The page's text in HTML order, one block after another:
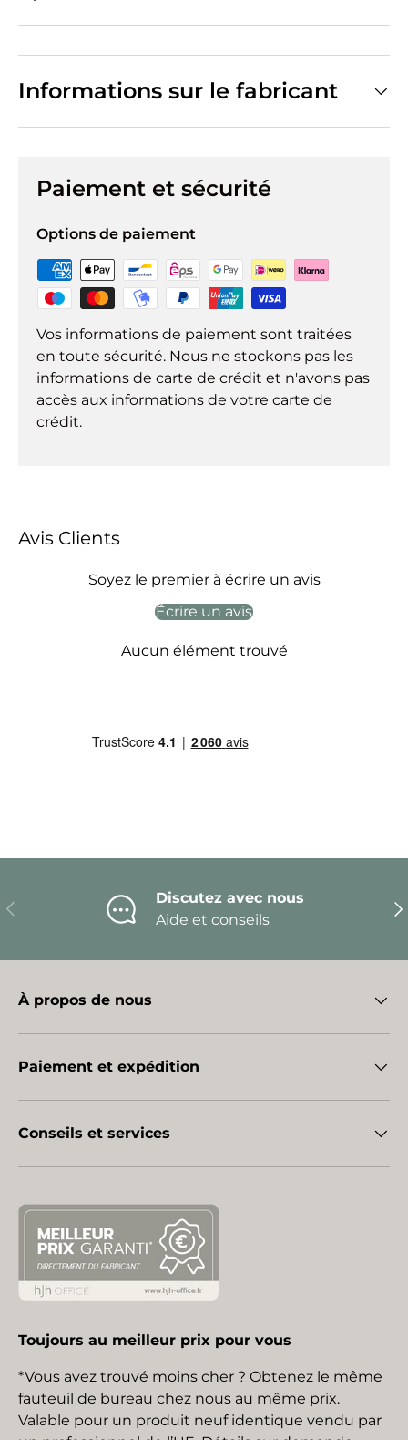
Informations sur le fabricant
Paiement et sécurité
Options de paiement
Vos informations de paiement sont traitées
en toute sécurité. Nous ne stockons pas les
informations de carte de crédit et n'avons pas
accès aux informations de votre carte de
crédit.
Avis Clients
Soyez le premier à écrire un avis
Écrire un avis
Aucun élément trouvé
Précédent
Discutez avec nous
Aide et conseils
À propos de nous
Paiement et expédition
Conseils et services
Toujours au meilleur prix pour vous
*Vous avez trouvé moins cher ? Obtenez le même
fauteuil de bureau chez nous au même prix.
Valable pour un produit neuf identique vendu par